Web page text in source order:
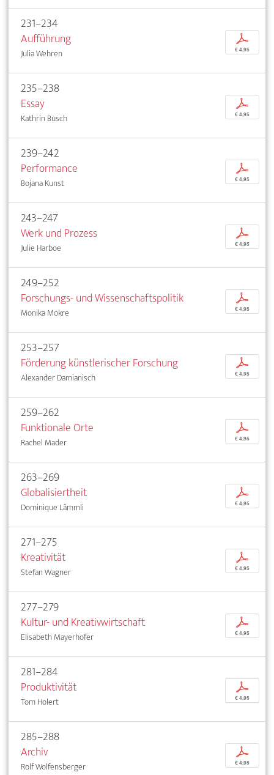
231–234
Aufführung
Julia Wehren
p
€ 4,95
235–238
Essay
Kathrin Busch
p
€ 4,95
239–242
Performance
Bojana Kunst
p
€ 4,95
243–247
Werk und Prozess
Julie Harboe
p
€ 4,95
249–252
Forschungs- und Wissenschaftspolitik
Monika Mokre
p
€ 4,95
253–257
Förderung künstlerischer Forschung
Alexander Damianisch
p
€ 4,95
259–262
Funktionale Orte
Rachel Mader
p
€ 4,95
263–269
Globalisiertheit
Dominique Lämmli
p
€ 4,95
271–275
Kreativität
Stefan Wagner
p
€ 4,95
277–279
Kultur- und Kreativwirtschaft
Elisabeth Mayerhofer
p
€ 4,95
281–284
Produktivität
Tom Holert
p
€ 4,95
285–288
Archiv
Rolf Wolfensberger
p
€ 4,95